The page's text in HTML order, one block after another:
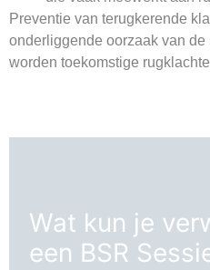
Preventie van terugkerende
onderliggende oorzaak van
worden toekomstige
Wat kun je
een BSR